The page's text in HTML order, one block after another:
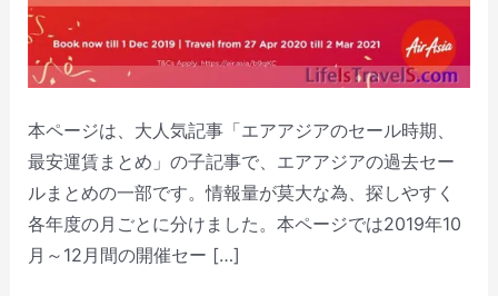
本ページは、大人気記事「エアアジアのセール時期、
最安運賃まとめ」の子記事で、エアアジアの過去セー
ルまとめの一部です。情報量が莫大な為、探しやすく
各年度の月ごとに分けました。本ページでは2019年10
月～12月間の開催セー […]